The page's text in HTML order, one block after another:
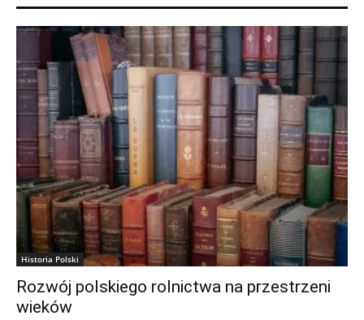
Historia Polski
Rozwój polskiego rolnictwa na przestrzeni
wieków